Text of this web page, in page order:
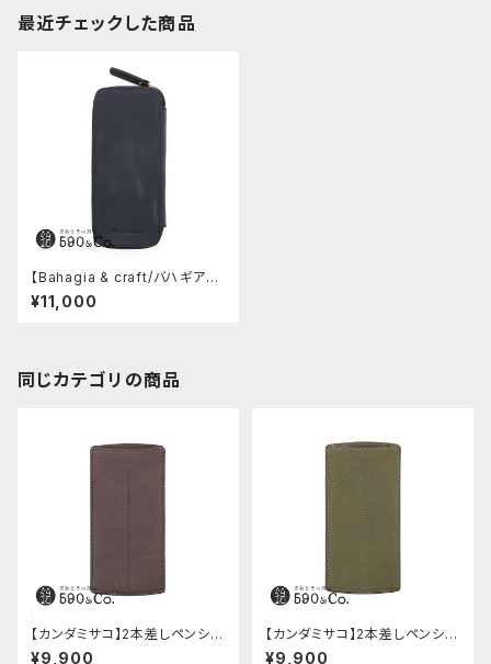
最近チェックした商品
【Bahagia & craft/バハギア】
廣瀬鐵筆堂モデルラウンドファス
ナーペンケース (クレイジーホ
¥11,000
同じカテゴリの商品
【カンダミサコ】2本差しペンシー
ス・ミネルバボックス (カスター
¥9,900
【カンダミサコ】2本差しペンシー
ス・ミネルバボックス (オリーバ)
¥9,900